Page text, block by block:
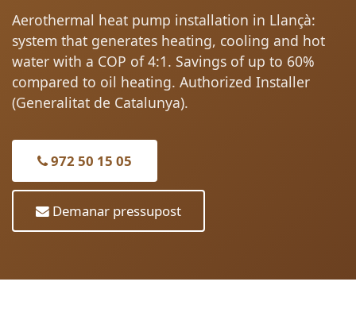
Aerothermal heat pump installation in Llançà:
system that generates heating, cooling and hot
water with a COP of 4:1. Savings of up to 60%
compared to oil heating. Authorized Installer
(Generalitat de Catalunya).
972 50 15 05
Demanar pressupost